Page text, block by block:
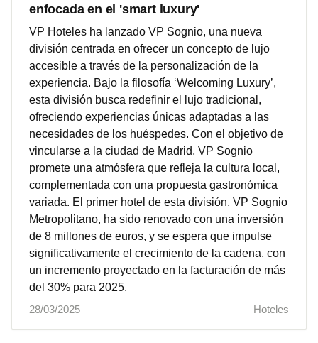
enfocada en el 'smart luxury'
VP Hoteles ha lanzado VP Sognio, una nueva
división centrada en ofrecer un concepto de lujo
accesible a través de la personalización de la
experiencia. Bajo la filosofía ‘Welcoming Luxury’,
esta división busca redefinir el lujo tradicional,
ofreciendo experiencias únicas adaptadas a las
necesidades de los huéspedes. Con el objetivo de
vincularse a la ciudad de Madrid, VP Sognio
promete una atmósfera que refleja la cultura local,
complementada con una propuesta gastronómica
variada. El primer hotel de esta división, VP Sognio
Metropolitano, ha sido renovado con una inversión
de 8 millones de euros, y se espera que impulse
significativamente el crecimiento de la cadena, con
un incremento proyectado en la facturación de más
del 30% para 2025.
28/03/2025
Hoteles